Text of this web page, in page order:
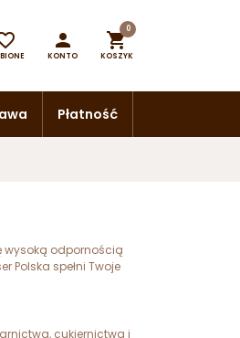

KONTO

0
KOSZYK
Płatność
wysoką odpornością
Polska spełni Twoje
cukiernictwa i